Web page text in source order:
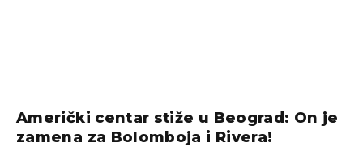
Američki centar stiže u Beograd: On je
zamena za Bolomboja i Rivera!